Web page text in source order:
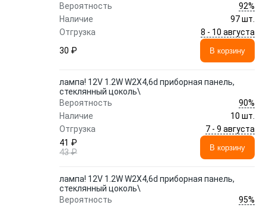
Вероятность
92%
Наличие
97 шт.
Отгрузка
8 - 10 августа
30 ₽
В корзину
лампа! 12V 1.2W W2X4,6d приборная панель,
стеклянный цоколь\
Вероятность
90%
Наличие
10 шт.
Отгрузка
7 - 9 августа
41 ₽
43 ₽
В корзину
лампа! 12V 1.2W W2X4,6d приборная панель,
стеклянный цоколь\
Вероятность
95%